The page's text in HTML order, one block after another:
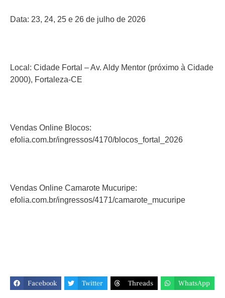
Data: 23, 24, 25 e 26 de julho de 2026
Local: Cidade Fortal – Av. Aldy Mentor (próximo à Cidade
2000), Fortaleza-CE
Vendas Online Blocos:
efolia.com.br/ingressos/4170/blocos_fortal_2026
Vendas Online Camarote Mucuripe:
efolia.com.br/ingressos/4171/camarote_mucuripe
Facebook Twitter Threads WhatsApp